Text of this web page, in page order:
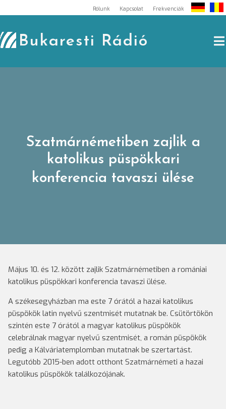
to
content
Rólunk Kapcsolat Frekvenciák
Bukaresti Rádió
Szatmárnémetiben zajlik a
katolikus püspökkari
konferencia tavaszi ülése
Május 10. és 12. között zajlik Szatmárnémetiben a romániai
katolikus püspökkari konferencia tavaszi ülése.
A székesegyházban ma este 7 órától a hazai katolikus
püspökök latin nyelvű szentmisét mutatnak be. Csütörtökön
szintén este 7 órától a magyar katolikus püspökök
celebrálnak magyar nyelvű szentmisét, a román püspökök
pedig a Kálváriatemplomban mutatnak be szertartást.
Legutóbb 2015-ben adott otthont Szatmárnémeti a hazai
katolikus püspökök találkozójának.